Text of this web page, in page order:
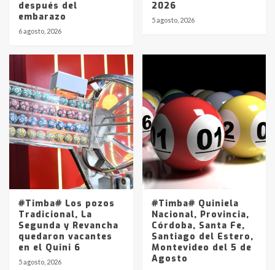
después del
embarazo
6 agosto, 2026
2026
5 agosto, 2026
#Timba# Los pozos
Tradicional, La
Segunda y Revancha
quedaron vacantes
en el Quini 6
5 agosto, 2026
#Timba# Quiniela
Nacional, Provincia,
Córdoba, Santa Fe,
Santiago del Estero,
Montevideo del 5 de
Agosto